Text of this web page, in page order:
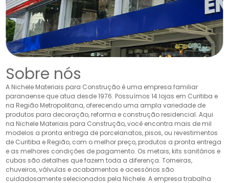
Sobre nós
A Nichele Materiais para Construção é uma empresa familiar
paranaense que atua desde 1976. Possuímos 14 lojas em Curitiba e
na Região Metropolitana, oferecendo uma ampla variedade de
produtos para decoração, reforma e construção residencial. Aqui
na Nichele Materiais para Construção, você encontra mais de mil
modelos a pronta entrega de porcelanatos, pisos, ou revestimentos
de Curitiba e Região, com o melhor preço, produtos a pronta entrega
e as melhores condições de pagamento. Os metais, kits sanitários e
cubas são detalhes que fazem toda a diferença. Torneiras,
chuveiros, válvulas e acabamentos e acessórios são
cuidadosamente selecionados pela Nichele. A empresa trabalha